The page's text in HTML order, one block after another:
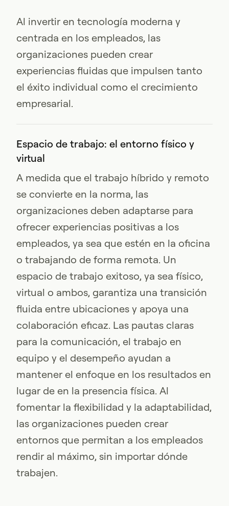
Al invertir en tecnología moderna y
centrada en los empleados, las
organizaciones pueden crear
experiencias fluidas que impulsen tanto
el éxito individual como el crecimiento
empresarial.
Espacio de trabajo: el entorno físico y
virtual
A medida que el trabajo híbrido y remoto
se convierte en la norma, las
organizaciones deben adaptarse para
ofrecer experiencias positivas a los
empleados, ya sea que estén en la oficina
o trabajando de forma remota. Un
espacio de trabajo exitoso, ya sea físico,
virtual o ambos, garantiza una transición
fluida entre ubicaciones y apoya una
colaboración eficaz. Las pautas claras
para la comunicación, el trabajo en
equipo y el desempeño ayudan a
mantener el enfoque en los resultados en
lugar de en la presencia física. Al
fomentar la flexibilidad y la adaptabilidad,
las organizaciones pueden crear
entornos que permitan a los empleados
rendir al máximo, sin importar dónde
trabajen.